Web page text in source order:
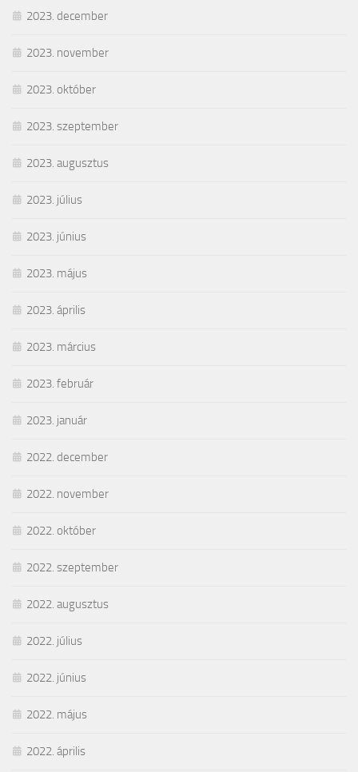
2023. december
2023. november
2023. október
2023. szeptember
2023. augusztus
2023. július
2023. június
2023. május
2023. április
2023. március
2023. február
2023. január
2022. december
2022. november
2022. október
2022. szeptember
2022. augusztus
2022. július
2022. június
2022. május
2022. április